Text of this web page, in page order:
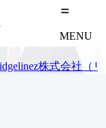
MENU
株式会社（